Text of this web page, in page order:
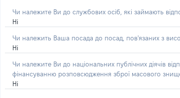
Чи належите Ви до службових осіб, які займають
Ні
Чи належить Ваша посада до посад, пов'язаних з
Ні
Чи належите Ви до національних публічних діячів
фінансуванню розповсюдження зброї масового
Ні